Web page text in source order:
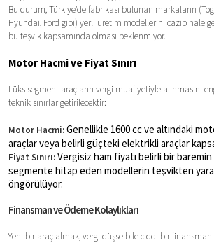
Bu durum, Türkiye’de fabrikası bulunan markaların
Hyundai, Ford gibi) yerli üretim modellerini cazip hale
bu teşvik kapsamında olması beklenmiyor.
Motor Hacmi ve Fiyat Sınırı
Lüks segment araçların vergi muafiyetiyle alınmasını
teknik sınırlar getirilecektir:
Motor Hacmi:Genellikle 1600 cc ve altındaki
araçlar veya belirli güçteki elektrikli araçlar
Fiyat Sınırı:Vergisiz ham fiyatı belirli bir
segmente hitap eden modellerin teşvikten
öngörülüyor.
Finansman ve Ödeme Kolaylıkları
Yeni bir araç almak, vergi düşse bile ciddi bir finansman